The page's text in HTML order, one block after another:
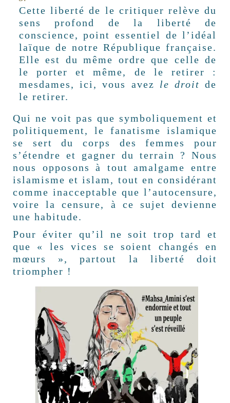
Cette liberté de le critiquer relève du
sens profond de la liberté de
conscience, point essentiel de l’idéal
laïque de notre République française.
Elle est du même ordre que celle de
le porter et même, de le retirer :
mesdames, ici, vous avez le droit de
le retirer.
Qui ne voit pas que symboliquement et
politiquement, le fanatisme islamique
se sert du corps des femmes pour
s’étendre et gagner du terrain ? Nous
nous opposons à tout amalgame entre
islamisme et islam, tout en considérant
comme inacceptable que l’autocensure,
voire la censure, à ce sujet devienne
une habitude.
Pour éviter qu’il ne soit trop tard et
que « les vices se soient changés en
mœurs », partout la liberté doit
triompher !